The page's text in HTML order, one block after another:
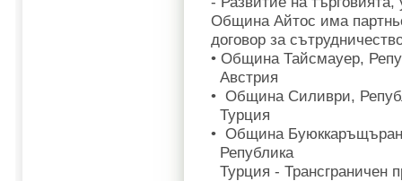
Община Айтос има
договор за
• Община Тайсмауер,
Австрия
• Община Силиври,
Турция
• Община
Република
Турция - Трансграничен